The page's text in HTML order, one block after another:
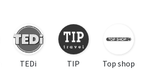
TEDi
TIP
Top shop